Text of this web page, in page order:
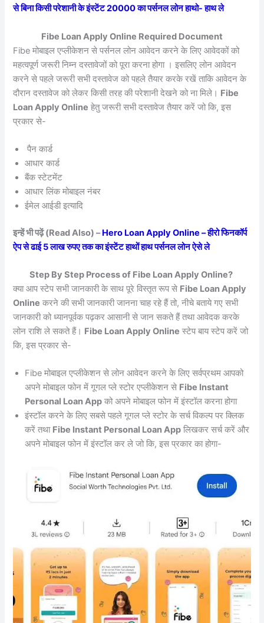
से बिना किसी परेशानी के इंस्टेंट 20000 का पर्सनल लोन हाथो- हाथ ले
Fibe Loan Apply Online Required Document
Fibe मोबाइल एप्लीकेशन से पर्सनल लोन आवेदन करने के लिए आवेदकों को
महत्वपूर्ण जरूरी निम्न दस्तावेजों को पूरा करना होगा । इसलिए लोन आवेदन
करने से पहले जरूरी सभी दस्तावेज को पहले तैयार करके रखें ताकि आवेदन के
दौरान दस्तावेज को लेकर किसी तरह की परेशानी देखने को ना मिले। Fibe
Loan Apply Online हेतु जरूरी सभी दस्तावेज तैयार करें जो कि, इस
प्रकार से-
पैन कार्ड
आधार कार्ड
बैंक स्टेटमेंट
आधार लिंक मोबाइल नंबर
ईमेल आईडी इत्यादि
इन्हें भी पढ़ें (Read Also) –Hero Loan Apply Online – हीरो फिनकॉर्प
ऐप से ढाई 5 लाख रुपए तक का इंस्टेंट हाथों हाथ पर्सनल लोन ऐसे ले
Step By Step Process of Fibe Loan Apply Online?
क्या आप स्टेप सभी जानकारी के साथ पूरे विस्तृत रूप से Fibe Loan Apply
Online करने की सभी जानकारी जानना चाह रहे हैं तो, नीचे बताये गए सभी
जानकारी को ध्यानपूर्वक पढ़कर आसानी से जान सकते हैं तथा आवेदक करके
लोन राशि ले सकते हैं। Fibe Loan Apply Online स्टेप बाय स्टेप करें जो
कि, इस प्रकार से-
Fibe मोबाइल एप्लीकेशन से लोन आवेदन करने के लिए सर्वप्रथम आपको
अपने मोबाइल फोन में गूगल प्ले स्टोर एप्लीकेशन से Fibe Instant
Personal Loan App को अपने मोबाइल फोन में इंस्टॉल करना होगा
इंस्टॉल करने के लिए सबसे पहले गूगल प्ले स्टोर के सर्च विकल्प पर क्लिक
करें तथा Fibe Instant Personal Loan App लिखकर सर्च करें और
अपने मोबाइल फोन में इंस्टॉल कर ले जो कि, इस प्रकार का होगा-